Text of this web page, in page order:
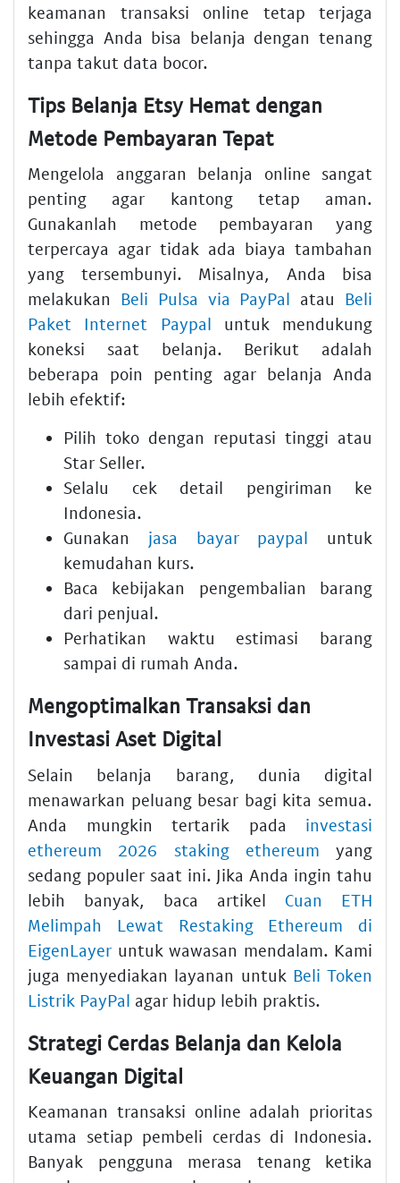
keamanan transaksi online tetap terjaga
sehingga Anda bisa belanja dengan tenang
tanpa takut data bocor.
Tips Belanja Etsy Hemat dengan
Metode Pembayaran Tepat
Mengelola anggaran belanja online sangat
penting agar kantong tetap aman.
Gunakanlah metode pembayaran yang
terpercaya agar tidak ada biaya tambahan
yang tersembunyi. Misalnya, Anda bisa
melakukan Beli Pulsa via PayPal atau Beli
Paket Internet Paypal untuk mendukung
koneksi saat belanja. Berikut adalah
beberapa poin penting agar belanja Anda
lebih efektif:
Pilih toko dengan reputasi tinggi atau
Star Seller.
Selalu cek detail pengiriman ke
Indonesia.
Gunakan jasa bayar paypal untuk
kemudahan kurs.
Baca kebijakan pengembalian barang
dari penjual.
Perhatikan waktu estimasi barang
sampai di rumah Anda.
Mengoptimalkan Transaksi dan
Investasi Aset Digital
Selain belanja barang, dunia digital
menawarkan peluang besar bagi kita semua.
Anda mungkin tertarik pada investasi
ethereum 2026 staking ethereum yang
sedang populer saat ini. Jika Anda ingin tahu
lebih banyak, baca artikel Cuan ETH
Melimpah Lewat Restaking Ethereum di
EigenLayer untuk wawasan mendalam. Kami
juga menyediakan layanan untuk Beli Token
Listrik PayPal agar hidup lebih praktis.
Strategi Cerdas Belanja dan Kelola
Keuangan Digital
Keamanan transaksi online adalah prioritas
utama setiap pembeli cerdas di Indonesia.
Banyak pengguna merasa tenang ketika